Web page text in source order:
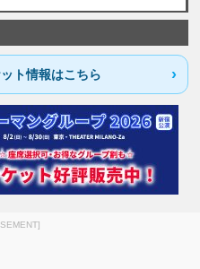
ト情報はこちら